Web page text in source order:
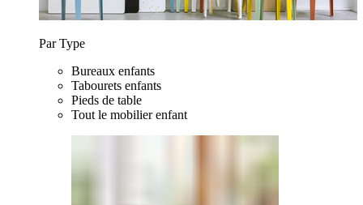
Par Type
Bureaux enfants
Tabourets enfants
Pieds de table
Tout le mobilier enfant